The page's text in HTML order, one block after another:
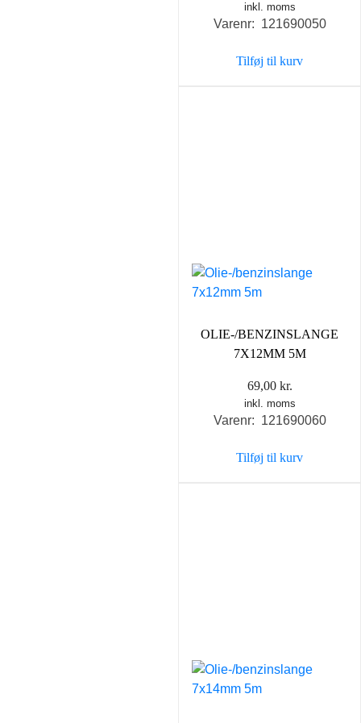
inkl. moms
Varenr: 121690050
Tilføj til kurv
OLIE-/BENZINSLANGE
7X12MM 5M
69,00 kr.
inkl. moms
Varenr: 121690060
Tilføj til kurv